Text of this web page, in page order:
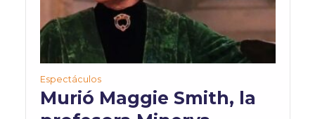
Espectáculos
Murió Maggie Smith, la